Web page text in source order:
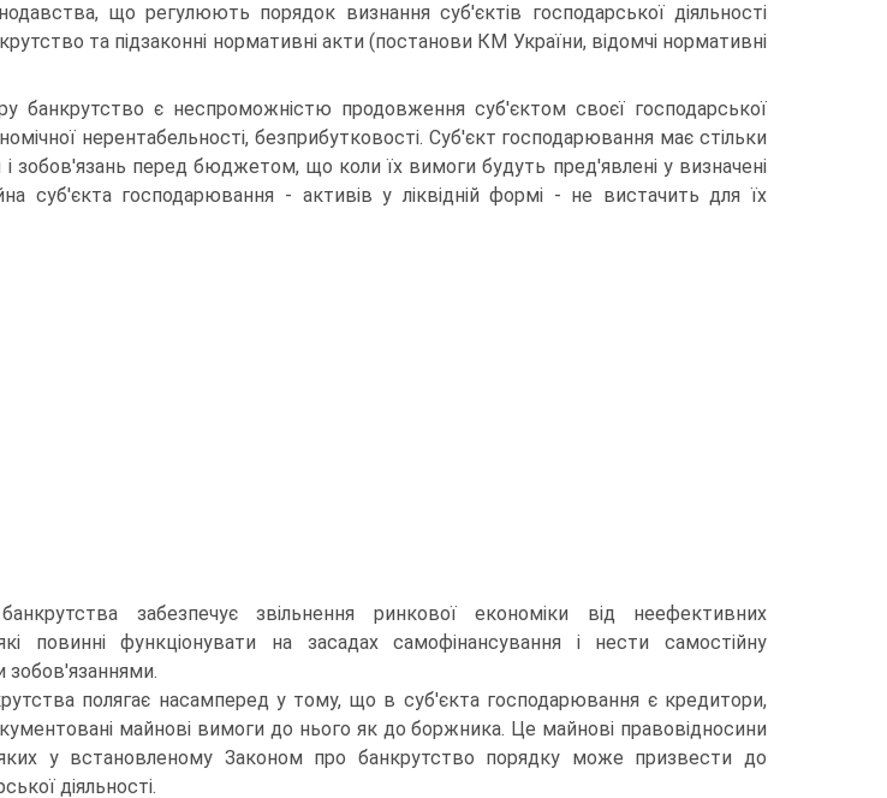
що регулюють поря­док визнання суб'єктів господарської діяльності
та підзаконні нормативні акти (постанови КМ України, відомчі нормативні
банкрутство є неспроможністю продовження суб'єктом своєї господарської
нерентабельності, безприбутковості. Суб'єкт господарювання має стільки
зобов'язань перед бюджетом, що коли їх вимоги бу­дуть пред'явлені у визначені
суб'єкта господарювання - активів у ліквідній формі - не вистачить для їх
забезпечує звільнення ринкової економіки від не­ефективних
повинні функціо­нувати на засадах самофінансування і нести самостійну
зобов'язаннями.
полягає насамперед у тому, що в суб'єкта господарювання є кредитори,
майнові вимоги до нього як до боржника. Це майнові правовідносини
яких у встановленому Законом про банкрутство по­рядку може призвести до
діяльності.